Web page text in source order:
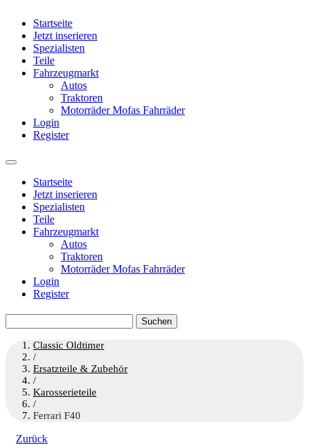
Startseite
Jetzt inserieren
Spezialisten
Teile
Fahrzeugmarkt
Autos
Traktoren
Motorräder Mofas Fahrräder
Login
Register
Startseite
Jetzt inserieren
Spezialisten
Teile
Fahrzeugmarkt
Autos
Traktoren
Motorräder Mofas Fahrräder
Login
Register
nach:
Classic Oldtimer
/
Ersatzteile & Zubehör
/
Karosserieteile
/
Ferrari F40
Zurück